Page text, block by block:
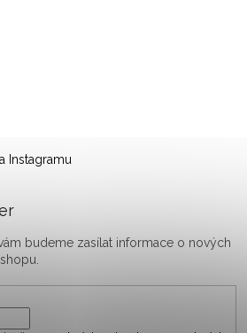
Instagramu
budeme zasílat informace o nových